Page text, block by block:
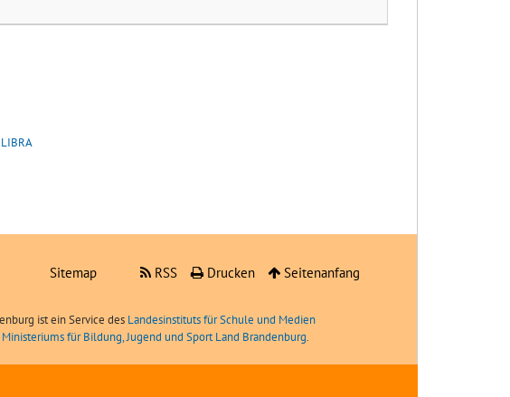
Sitemap RSS Drucken Seitenanfang
ist ein Service des Landesinstituts für Schule und Medien
Ministeriums für Bildung, Jugend und Sport Land Brandenburg.